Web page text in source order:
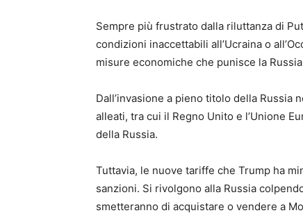
Sempre più frustrato dalla riluttanza di
condizioni inaccettabili all’Ucraina o
misure economiche che punisce la
Dall’invasione a pieno titolo della Russia
alleati, tra cui il Regno Unito e l’Unione
della Russia.
Tuttavia, le nuove tariffe che Trump ha
sanzioni. Si rivolgono alla Russia
smetteranno di acquistare o vendere a